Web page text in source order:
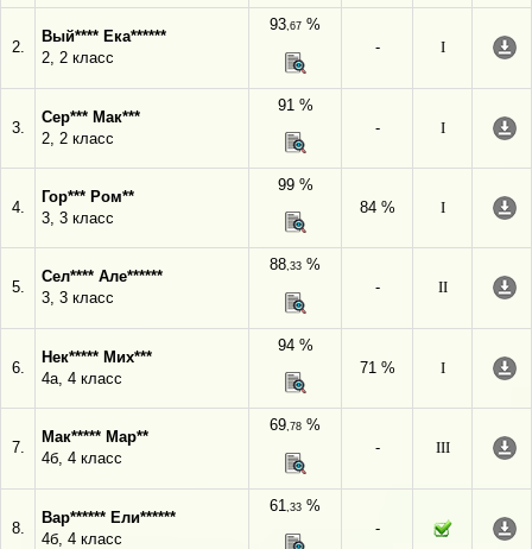
2.
Вый**** Ека******
2, 2 класс
93,67 %
-
I
3.
Сер*** Мак***
2, 2 класс
91 %
-
I
4.
Гор*** Ром**
3, 3 класс
99 %
84 %
I
5.
Сел**** Але******
3, 3 класс
88,33 %
-
II
6.
Нек***** Мих***
4а, 4 класс
94 %
71 %
I
7.
Мак***** Мар**
4б, 4 класс
69,78 %
-
III
8.
Вар****** Ели******
4б, 4 класс
61,33 %
-